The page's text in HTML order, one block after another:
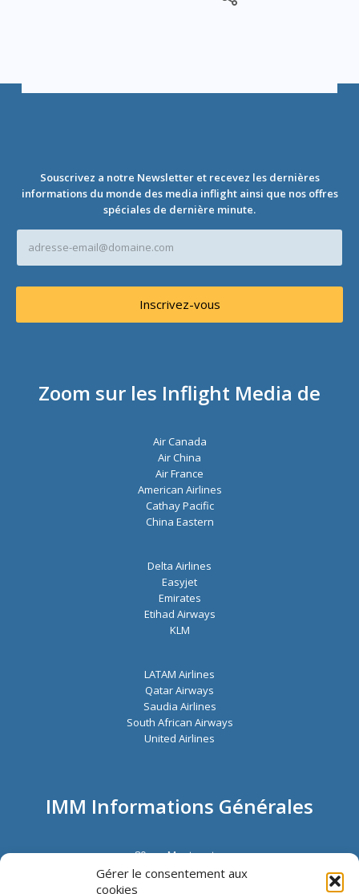
Gérer le consentement aux
cookies
Souscrivez a notre Newsletter et recevez les dernières
informations du monde des media inflight ainsi que nos offres
spéciales de dernière minute.
A
r
e
Inscrivez-vous
Zoom sur les Inflight Media de
Air Canada
Air China
Air France
American Airlines
Cathay Pacific
China Eastern
Delta Airlines
Easyjet
Emirates
Etihad Airways
KLM
LATAM Airlines
Qatar Airways
Saudia Airlines
South African Airways
United Airlines
IMM Informations Générales
80 rue Montmartre
72002 Paris